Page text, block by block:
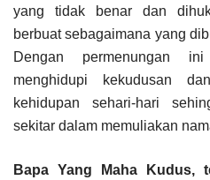
yang tidak benar dan
berbuat sebagaimana yang
Dengan permenungan
menghidupi kekudusan
kehidupan sehari-hari
sekitar dalam memuliakan
Bapa Yang Maha Kudus,